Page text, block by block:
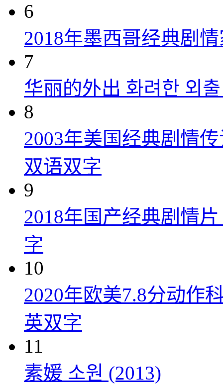
6
2018年墨西哥经典剧
7
华丽的外出 화려한 외
8
2003年美国经典剧情
双语双字
9
2018年国产经典剧情
字
10
2020年欧美7.8分动作
英双字
11
素媛 소원 (2013)